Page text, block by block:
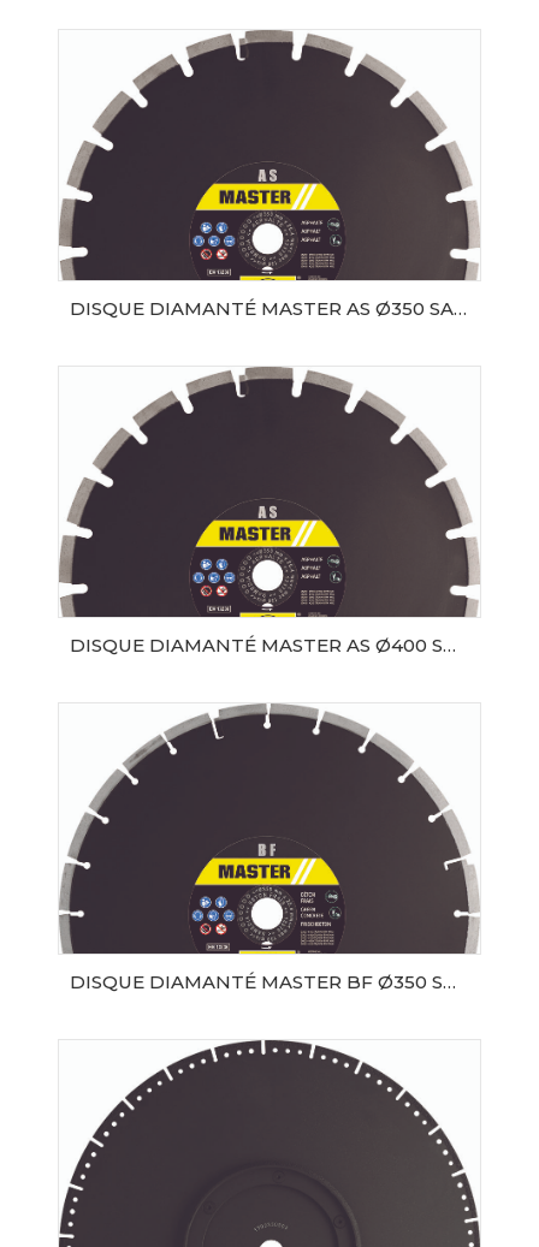
AJOUTER AU PANIER
DISQUE DIAMANTÉ MASTER AS Ø350 SAMEDIA
AJOUTER AU PANIER
DISQUE DIAMANTÉ MASTER AS Ø400 SAMEDIA
AJOUTER AU PANIER
DISQUE DIAMANTÉ MASTER BF Ø350 SAMEDIA
AJOUTER AU PANIER